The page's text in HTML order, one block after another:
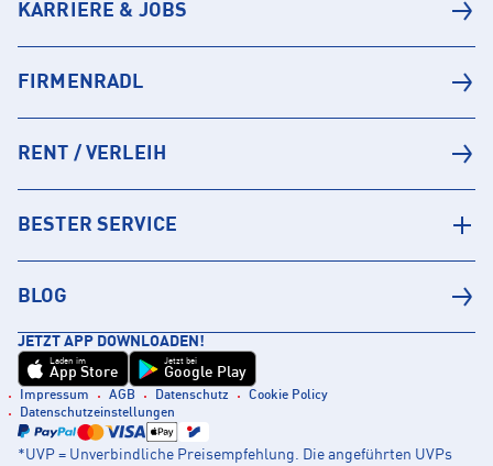
KARRIERE & JOBS
FIRMENRADL
RENT / VERLEIH
BESTER SERVICE
BLOG
JETZT APP DOWNLOADEN!
Laden im
App Store
Jetzt bei
Google Play
Impressum AGB Datenschutz
Cookie Policy
Datenschutzeinstellungen
*UVP = Unverbindliche Preisempfehlung. Die angeführten UVPs